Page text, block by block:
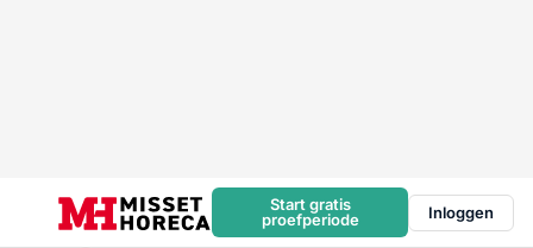
Start gratis
proefperiode
Inloggen